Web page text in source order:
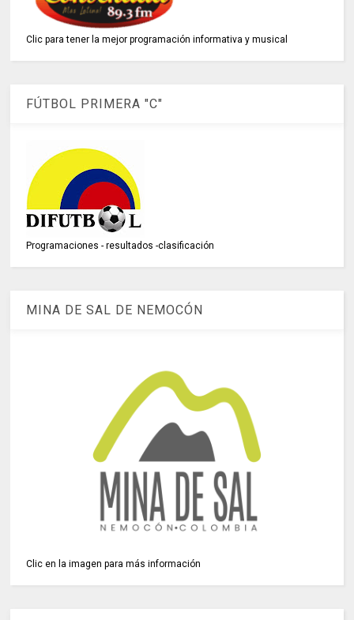
Clic para tener la mejor programación informativa y musical
FÚTBOL PRIMERA "C"
Programaciones - resultados -clasificación
MINA DE SAL DE NEMOCÓN
Clic en la imagen para más información